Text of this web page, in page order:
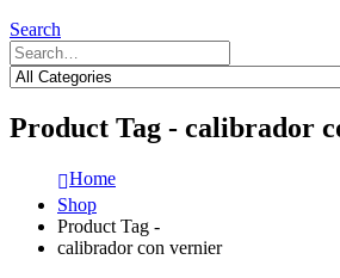
Search
Product Tag - calibrador
Home
Shop
Product Tag -
calibrador con vernier